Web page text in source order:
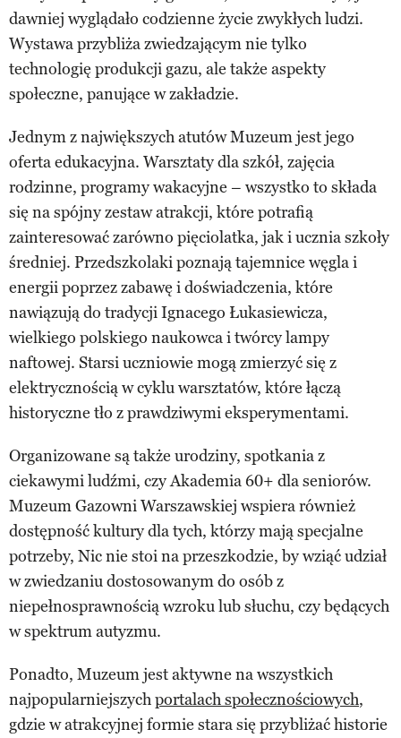
dawniej wyglądało codzienne życie zwykłych ludzi.
Wystawa przybliża zwiedzającym nie tylko
technologię produkcji gazu, ale także aspekty
społeczne, panujące w zakładzie.
Jednym z największych atutów Muzeum jest jego
oferta edukacyjna. Warsztaty dla szkół, zajęcia
rodzinne, programy wakacyjne – wszystko to składa
się na spójny zestaw atrakcji, które potrafią
zainteresować zarówno pięciolatka, jak i ucznia szkoły
średniej. Przedszkolaki poznają tajemnice węgla i
energii poprzez zabawę i doświadczenia, które
nawiązują do tradycji Ignacego Łukasiewicza,
wielkiego polskiego naukowca i twórcy lampy
naftowej. Starsi uczniowie mogą zmierzyć się z
elektrycznością w cyklu warsztatów, które łączą
historyczne tło z prawdziwymi eksperymentami.
Organizowane są także urodziny, spotkania z
ciekawymi ludźmi, czy Akademia 60+ dla seniorów.
Muzeum Gazowni Warszawskiej wspiera również
dostępność kultury dla tych, którzy mają specjalne
potrzeby, Nic nie stoi na przeszkodzie, by wziąć udział
w zwiedzaniu dostosowanym do osób z
niepełnosprawnością wzroku lub słuchu, czy będących
w spektrum autyzmu.
Ponadto, Muzeum jest aktywne na wszystkich
najpopularniejszychportalach społecznościowych,
gdzie w atrakcyjnej formie stara się przybliżać historie